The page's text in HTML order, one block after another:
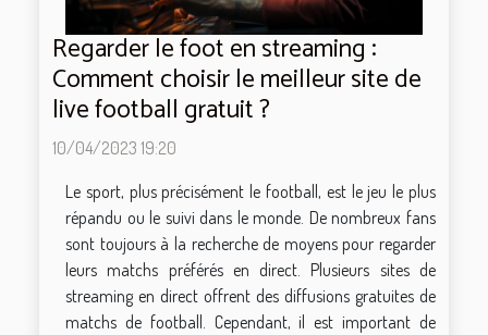
Regarder le foot en streaming :
Comment choisir le meilleur site de
live football gratuit ?
10/04/2023 19:20
Le sport, plus précisément le football, est le jeu le plus
répandu ou le suivi dans le monde. De nombreux fans
sont toujours à la recherche de moyens pour regarder
leurs matchs préférés en direct. Plusieurs sites de
streaming en direct offrent des diffusions gratuites de
matchs de football. Cependant, il est important de